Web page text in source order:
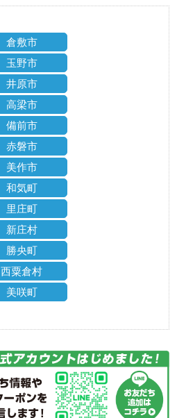
倉敷市
玉野市
井原市
高梁市
備前市
赤磐市
美作市
和気町
里庄町
新庄村
勝央町
西粟倉村
美咲町